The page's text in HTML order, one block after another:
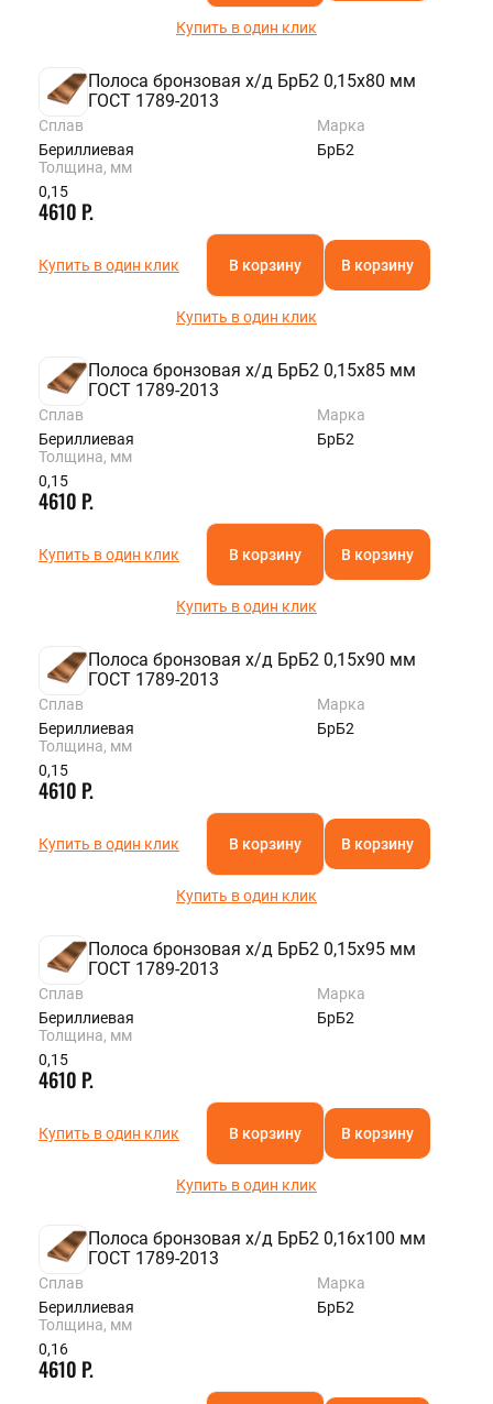
Купить в один клик
Полоса бронзовая х/д БрБ2 0,15х80 мм
ГОСТ 1789-2013
Сплав
Бериллиевая
Марка
БрБ2
Толщина, мм
0,15
4610 Р.
Купить в один клик В корзину В корзину
Купить в один клик
Полоса бронзовая х/д БрБ2 0,15х85 мм
ГОСТ 1789-2013
Сплав
Бериллиевая
Марка
БрБ2
Толщина, мм
0,15
4610 Р.
Купить в один клик В корзину В корзину
Купить в один клик
Полоса бронзовая х/д БрБ2 0,15х90 мм
ГОСТ 1789-2013
Сплав
Бериллиевая
Марка
БрБ2
Толщина, мм
0,15
4610 Р.
Купить в один клик В корзину В корзину
Купить в один клик
Полоса бронзовая х/д БрБ2 0,15х95 мм
ГОСТ 1789-2013
Сплав
Бериллиевая
Марка
БрБ2
Толщина, мм
0,15
4610 Р.
Купить в один клик В корзину В корзину
Купить в один клик
Полоса бронзовая х/д БрБ2 0,16х100 мм
ГОСТ 1789-2013
Сплав
Бериллиевая
Марка
БрБ2
Толщина, мм
0,16
4610 Р.